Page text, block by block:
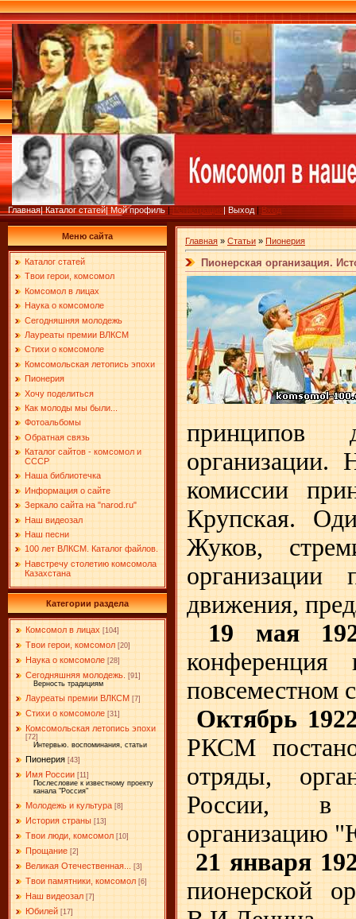
Главная|Каталог статей|Мой профиль|Регистрация|Выход|Вход
Меню сайта
Каталог статей
Твои герои, комсомол
Комсомол в лицах
Наука о комсомоле
Сегодняшняя молодежь
Лауреаты премии ВЛКСМ
Стихи о комсомоле
Комсомольская летопись эпохи
Пионерия
Хочу поделиться
Как молоды мы были...
Фотоальбомы
Обратная связь
Каталог сайтов - комсомол и
СССР
Наша библиотечка
Информация о сайте
Зеркало сайта на "narоd.ru"
Наш видеозал
Наш песни
100 лет ВЛКСМ. Каталог файлов.
Навстречу столетию комсомола
Казахстана
Категории раздела
Комсомол в лицах [104]
Твои герои, комсомол [20]
Наука о комсомоле [28]
Сегодняшняя молодежь.
[91]
Верность традициям
Лауреаты премии ВЛКСМ [7]
Стихи о комсомоле [31]
Комсомольская летопись эпохи
[72]
Интервью. воспоминания, статьи
Пионерия [43]
Имя России [11]
Послесловие к известному проекту
канала "Россия"
Молодежь и культура [8]
История страны [13]
Твои люди, комсомол [10]
Прощание [2]
Великая Отечественная... [3]
Твои памятники, комсомол [6]
Наш видеозал [7]
Юбилей [17]
Главная » Статьи » Пионерия
Пионерская организация.
принципов
организации.
комиссии
Крупская.
Жуков,
организации
движения,
19 мая
повсеместном
Октябрь
РКСМ
отряды,
России, в
организацию
21 января
пионерской